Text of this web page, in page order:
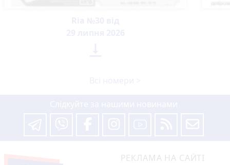
РЕКЛАМА НА САЙТІ